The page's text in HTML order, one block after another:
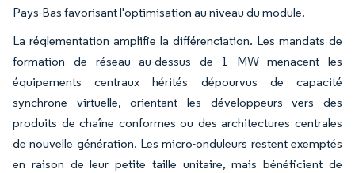
Pays-Bas favorisant l'optimisation au niveau du module.
La réglementation amplifie la différenciation. Les mandats de
formation de réseau au-dessus de 1 MW menacent les
équipements centraux hérités dépourvus de capacité
synchrone virtuelle, orientant les développeurs vers des
produits de chaîne conformes ou des architectures centrales
de nouvelle génération. Les micro-onduleurs restent exemptés
en raison de leur petite taille unitaire, mais bénéficient de